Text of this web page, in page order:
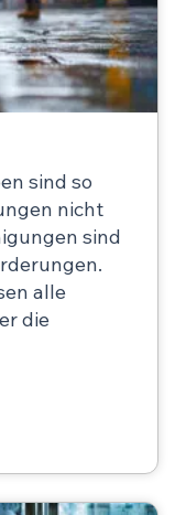
sind so
nicht
sind
alle
die